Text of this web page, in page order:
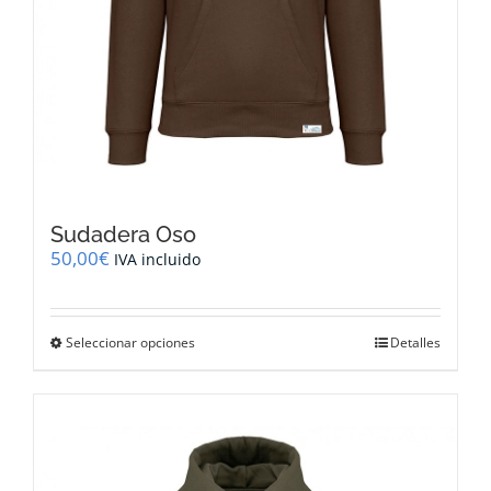
Sudadera Oso
50,00€ IVA incluido
Seleccionar opciones
variantes.
Las
opciones
Detalles